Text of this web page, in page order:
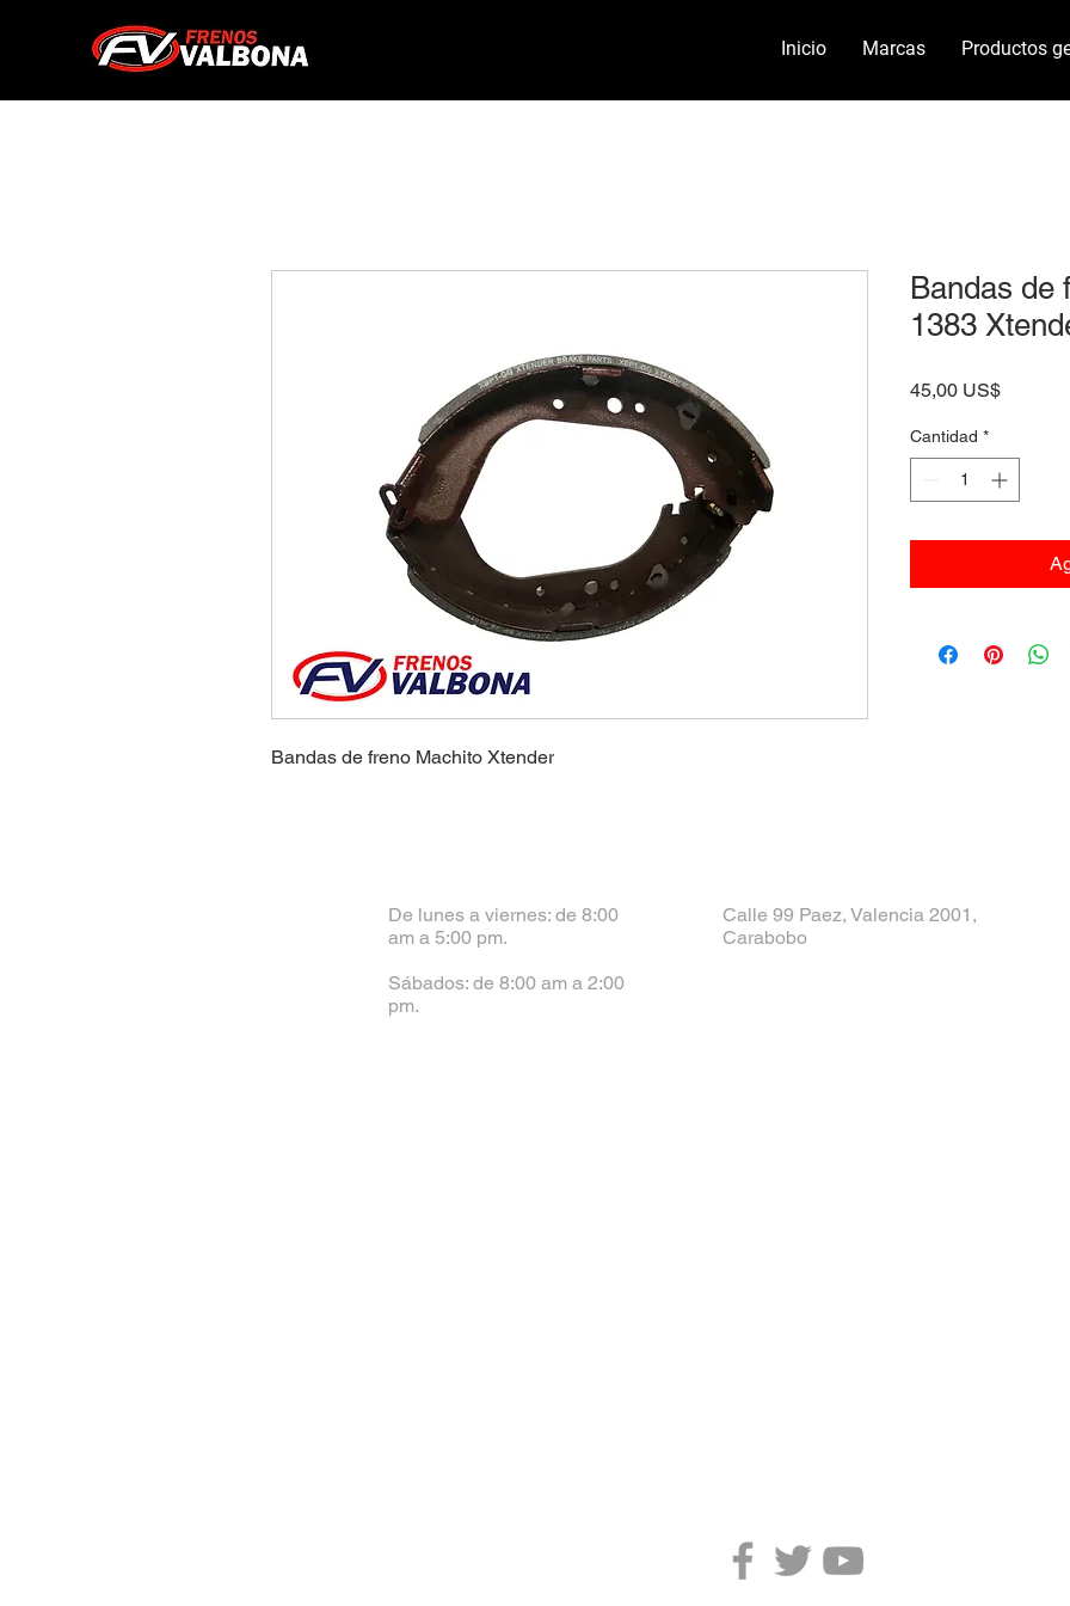
Inicio Marcas Productos
Bandas de freno Machito Xtender
Bandas de
1383
45,00 US$Precio
Cantidad *
De lunes a viernes: de 8:00
am a 5:00 pm.
Sábados: de 8:00 am a 2:00
pm.
Calle 99 Paez, Valencia 2001,
Carabobo